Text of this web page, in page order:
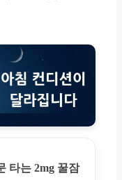
타는 2mg 꿀잠